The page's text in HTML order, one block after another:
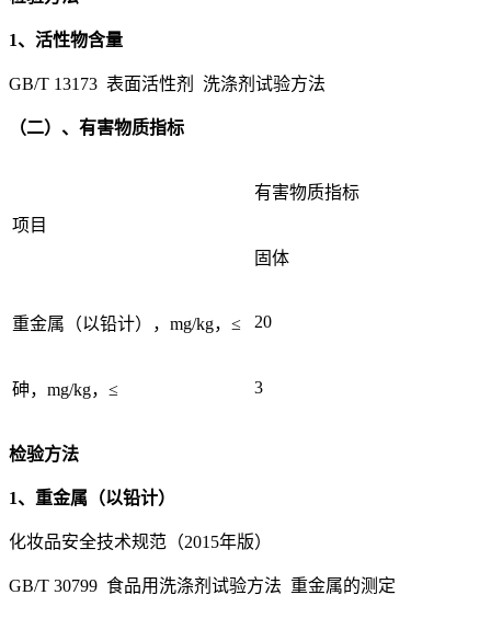
1、活性物含量
GB/T 13173 表面活性剂 洗涤剂试验方法
（二）、有害物质指标
项目
有害物质指标
固体
重金属（以铅计），mg/kg，≤ 20
砷，mg/kg，≤ 3
检验方法
1、重金属（以铅计）
化妆品安全技术规范（2015年版）
GB/T 30799 食品用洗涤剂试验方法 重金属的测定